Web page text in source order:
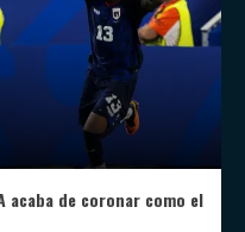
acaba de coronar como el